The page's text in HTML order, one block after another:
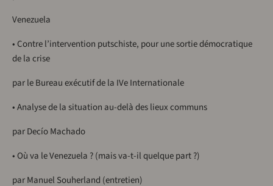
Venezuela
• Contre l’intervention putschiste, pour une sortie démocratique
de la crise
par le Bureau exécutif de la IVe Internationale
• Analyse de la situation au-delà des lieux communs
par Decío Machado
• Où va le Venezuela ? (mais va-t-il quelque part ?)
par Manuel Souherland (entretien)